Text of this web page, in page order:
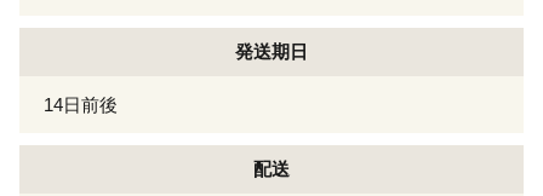
発送期日
14日前後
配送